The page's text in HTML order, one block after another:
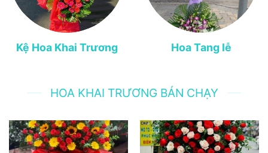
Kệ Hoa Khai Trương Hoa Tang lễ
HOA KHAI TRƯƠNG BÁN CHẠY